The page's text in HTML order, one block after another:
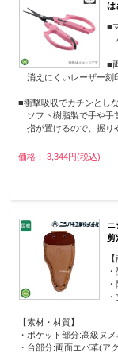
は
■
■
消えにくいレーザー刻
■衝撃吸収でカチンとし
ソフト樹脂製で手や手
指が置けるので、握り
価格： 3,344円(税込)
ニ
剪
【素材・材質】
・ポケット部分:高級ヌ
・台部分:両面エバ革(ア